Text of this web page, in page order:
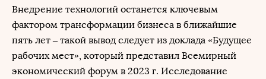
Внедрение технологий останется ключевым
фактором трансформации бизнеса в ближайшие
пять лет – такой вывод следует из доклада «Будущее
рабочих мест», который представил Всемирный
экономический форум в 2023 г. Исследование